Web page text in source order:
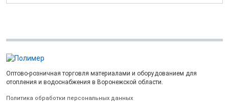
Оптово-розничная торговля материалами и оборудованием для
отопления и водоснабжения в Воронежской области.
Политика обработки персональных данных